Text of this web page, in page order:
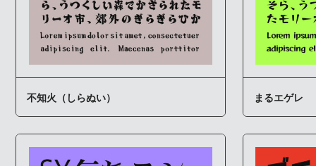
不知火（しらぬい） まるエゲレ